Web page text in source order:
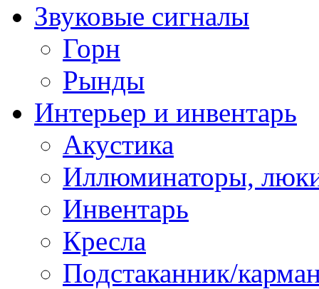
Звуковые сигналы
Горн
Рынды
Интерьер и инвентарь
Акустика
Иллюминаторы,
Инвентарь
Кресла
Подстаканник/